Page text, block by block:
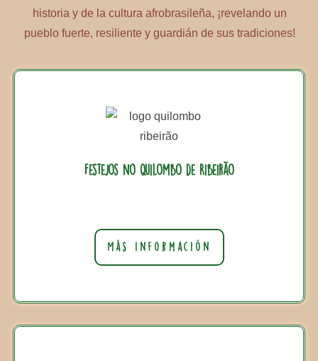
historia y de la cultura afrobrasileña, ¡revelando un
pueblo fuerte, resiliente y guardián de sus tradiciones!
Festejos no Quilombo de Ribeirão
Más información